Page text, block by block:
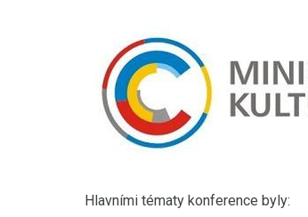
Hlavními tématy konference byly: